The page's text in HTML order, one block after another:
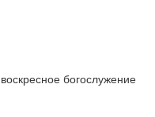
богослужение